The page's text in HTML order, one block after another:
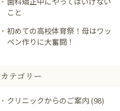
こと
初めての高校体育祭！母はワッ
ペン作りに大奮闘！
カテゴリー
クリニックからのご案内 (98)